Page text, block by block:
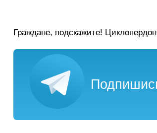
Граждане, подскажите!